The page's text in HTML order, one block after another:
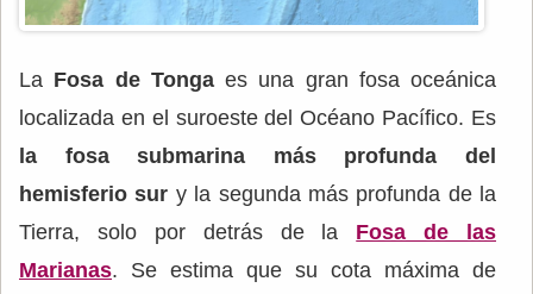
La Fosa de Tongaes una gran fosa oceánica
localizada en el suroeste del Océano Pacífico. Es
la fosa submarina más profunda del
hemisferio sur y la segunda más profunda de la
Tierra, solo por detrás de la Fosa de las
Marianas. Se estima que su cota máxima de